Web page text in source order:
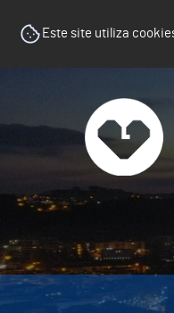
Este site utiliza